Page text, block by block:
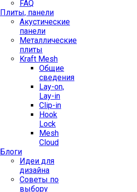
FAQ
Плиты, панели
Акустические
панели
Металлические
плиты
Kraft Mesh
Общие
сведения
Lay-on,
Lay-in
Clip-in
Hook
Lock
Mesh
Cloud
Блоги
Идеи для
дизайна
Советы по
выбору